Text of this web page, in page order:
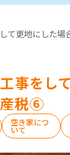
て更地にした
事をし
税⑥
空き家につ
いて